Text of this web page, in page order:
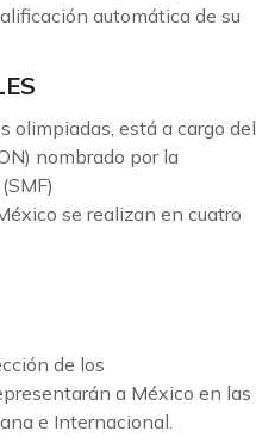
automática de su
olimpiadas, está a cargo del
nombrado por la
se realizan en cuatro
de los
a México en las
e Internacional.